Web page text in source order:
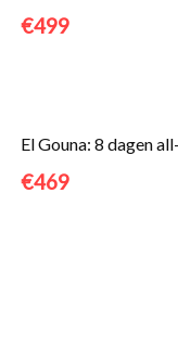
€499
El Gouna: 8 dagen
€469